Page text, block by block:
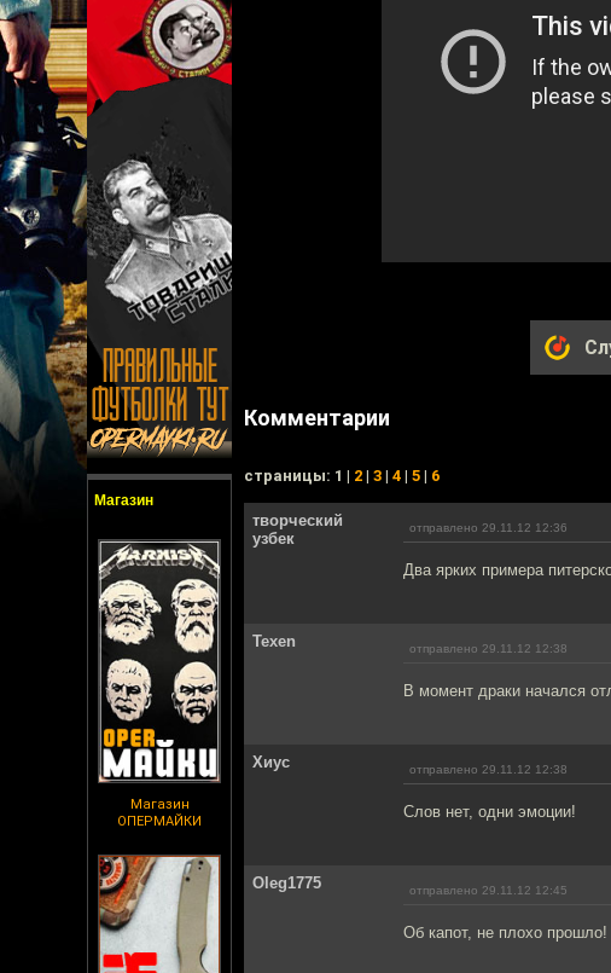
Магазин
Магазин
ОПЕРМАЙКИ
Комментарии
cтраницы: 1 | 2 | 3 | 4 | 5 | 6
творческий
узбек
отправлено 29.11.12 12:36
Два ярких примера
Texen отправлено 29.11.12 12:38
В момент драки начался
Хиус отправлено 29.11.12 12:38
Слов нет, одни эмоции!
Oleg1775 отправлено 29.11.12 12:45
Об капот, не плохо прошло!